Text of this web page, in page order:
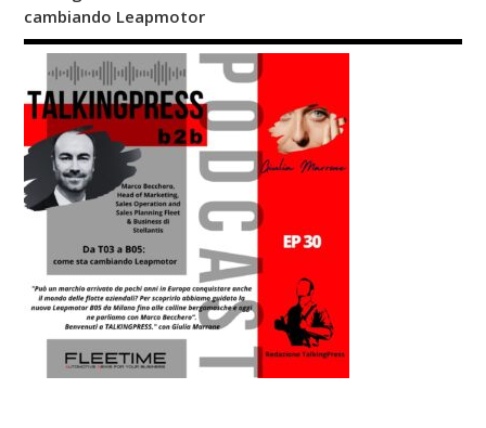
cambiando Leapmotor